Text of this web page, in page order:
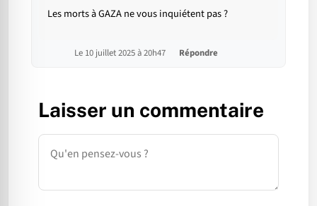
Les morts à GAZA ne vous inquiétent pas ?
Le 10 juillet 2025 à 20h47 Répondre
Laisser un commentaire
Commentaire